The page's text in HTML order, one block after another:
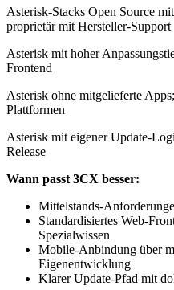
Asterisk-Stacks Open Source
proprietär mit Hersteller-Support
Asterisk mit hoher
Frontend
Asterisk ohne mitgelieferte
Plattformen
Asterisk mit eigener Update-
Release
Wann passt 3CX besser:
Mittelstands-
Standardisiertes Web-
Spezialwissen
Mobile-Anbindung über
Eigenentwicklung
Klarer Update-Pfad mit